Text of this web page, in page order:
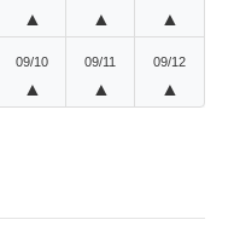
▲ ▲ ▲
09/10
▲
09/11
▲
09/12
▲